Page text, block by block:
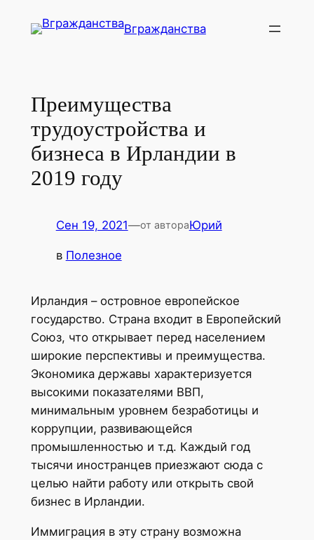
Вгражданства
Преимущества
трудоустройства и
бизнеса в Ирландии в
2019 году
Сен 19, 2021—от автораЮрий
в Полезное
Ирландия – островное европейское
государство. Страна входит в Европейский
Союз, что открывает перед населением
широкие перспективы и преимущества.
Экономика державы характеризуется
высокими показателями ВВП,
минимальным уровнем безработицы и
коррупции, развивающейся
промышленностью и т.д. Каждый год
тысячи иностранцев приезжают сюда с
целью найти работу или открыть свой
бизнес в Ирландии.
Иммиграция в эту страну возможна